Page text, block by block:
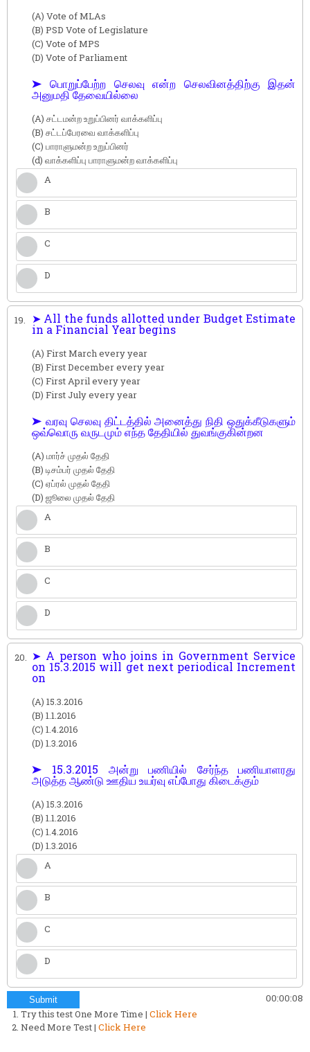
(A) Vote of MLAs
(B) PSD Vote of Legislature
(C) Vote of MPS
(D) Vote of Parliament
➤ பொறுப்பேற்ற செலவு என்ற செலவினத்திற்கு இதன்
அனுமதி தேவையில்லை
(A) சட்டமன்ற உறுப்பினர் வாக்களிப்பு
(B) சட்டப்பேரவை வாக்களிப்பு
(C) பாராளுமன்ற உறுப்பினர்
(d) வாக்களிப்பு பாராளுமன்ற வாக்களிப்பு
A
B
C
D
19. ➤ All the funds allotted under Budget Estimate
in a Financial Year begins
(A) First March every year
(B) First December every year
(C) First April every year
(D) First July every year
➤ வரவு செலவு திட்டத்தில் அனைத்து நிதி ஒதுக்கீடுகளும்
ஒவ்வொரு வருடமும் எந்த தேதியில் துவங்குகின்றன
(A) மார்ச் முதல் தேதி
(B) டிசம்பர் முதல் தேதி
(C) ஏப்ரல் முதல் தேதி
(D) ஜூலை முதல் தேதி
A
B
C
D
20. ➤ A person who joins in Government Service
on 15.3.2015 will get next periodical Increment
on
(A) 15.3.2016
(B) 1.1.2016
(C) 1.4.2016
(D) 1.3.2016
➤ 15.3.2015 அன்று பணியில் சேர்ந்த பணியாளரது
அடுத்த ஆண்டு ஊதிய உயர்வு எப்போது கிடைக்கும்
(A) 15.3.2016
(B) 1.1.2016
(C) 1.4.2016
(D) 1.3.2016
A
B
C
D
Submit
00:00:09
Try this test One More Time | Click Here
Need More Test | Click Here